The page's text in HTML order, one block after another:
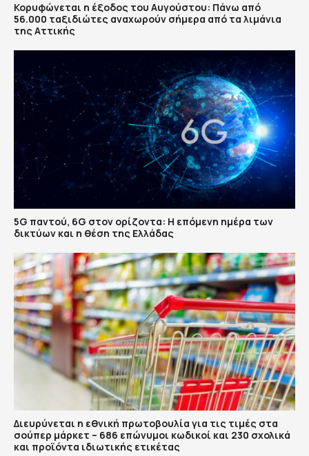
Κορυφώνεται η έξοδος του Αυγούστου: Πάνω από
56.000 ταξιδιώτες αναχωρούν σήμερα από τα λιμάνια
της Αττικής
5G παντού, 6G στον ορίζοντα: Η επόμενη ημέρα των
δικτύων και η θέση της Ελλάδας
Διευρύνεται η εθνική πρωτοβουλία για τις τιμές στα
σούπερ μάρκετ – 686 επώνυμοι κωδικοί και 230 σχολικά
και προϊόντα ιδιωτικής ετικέτας